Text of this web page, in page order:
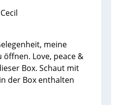
Cecil
meine
öffnen. Love, peace &
Box. Schaut mit
der Box enthalten